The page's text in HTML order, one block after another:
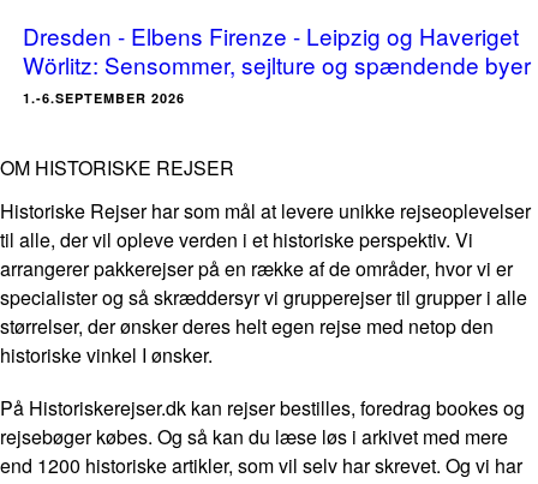
Dresden - Elbens Firenze - Leipzig og Haveriget
Wörlitz: Sensommer, sejlture og spændende byer
1.-6.SEPTEMBER 2026
OM HISTORISKE REJSER
Historiske Rejser har som mål at levere unikke rejseoplevelser
til alle, der vil opleve verden i et historiske perspektiv. Vi
arrangerer pakkerejser på en række af de områder, hvor vi er
specialister og så skræddersyr vi grupperejser til grupper i alle
størrelser, der ønsker deres helt egen rejse med netop den
historiske vinkel I ønsker.
På Historiskerejser.dk kan rejser bestilles, foredrag bookes og
rejsebøger købes. Og så kan du læse løs i arkivet med mere
end 1200 historiske artikler, som vil selv har skrevet. Og vi har